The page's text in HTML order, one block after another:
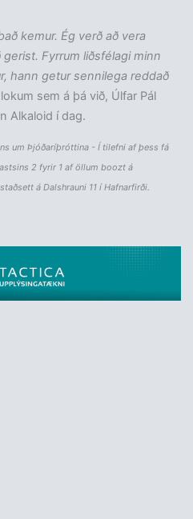
kemur. Ég verð að vera
Fyrrum liðsfélagi minn
hann getur sennilega reddað
sem á þá við, Úlfar Pál
Alkaloid í dag.
um Þjóðaríþróttina - Í tilefni af þess fá
2 fyrir 1 af öllum boozt á
á Dalshrauni 11 í Hafnarfirði.